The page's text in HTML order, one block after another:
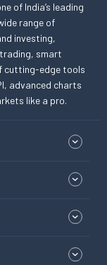
of India’s leading
range of
investing,
smart
cutting-edge tools
advanced charts
like a pro.